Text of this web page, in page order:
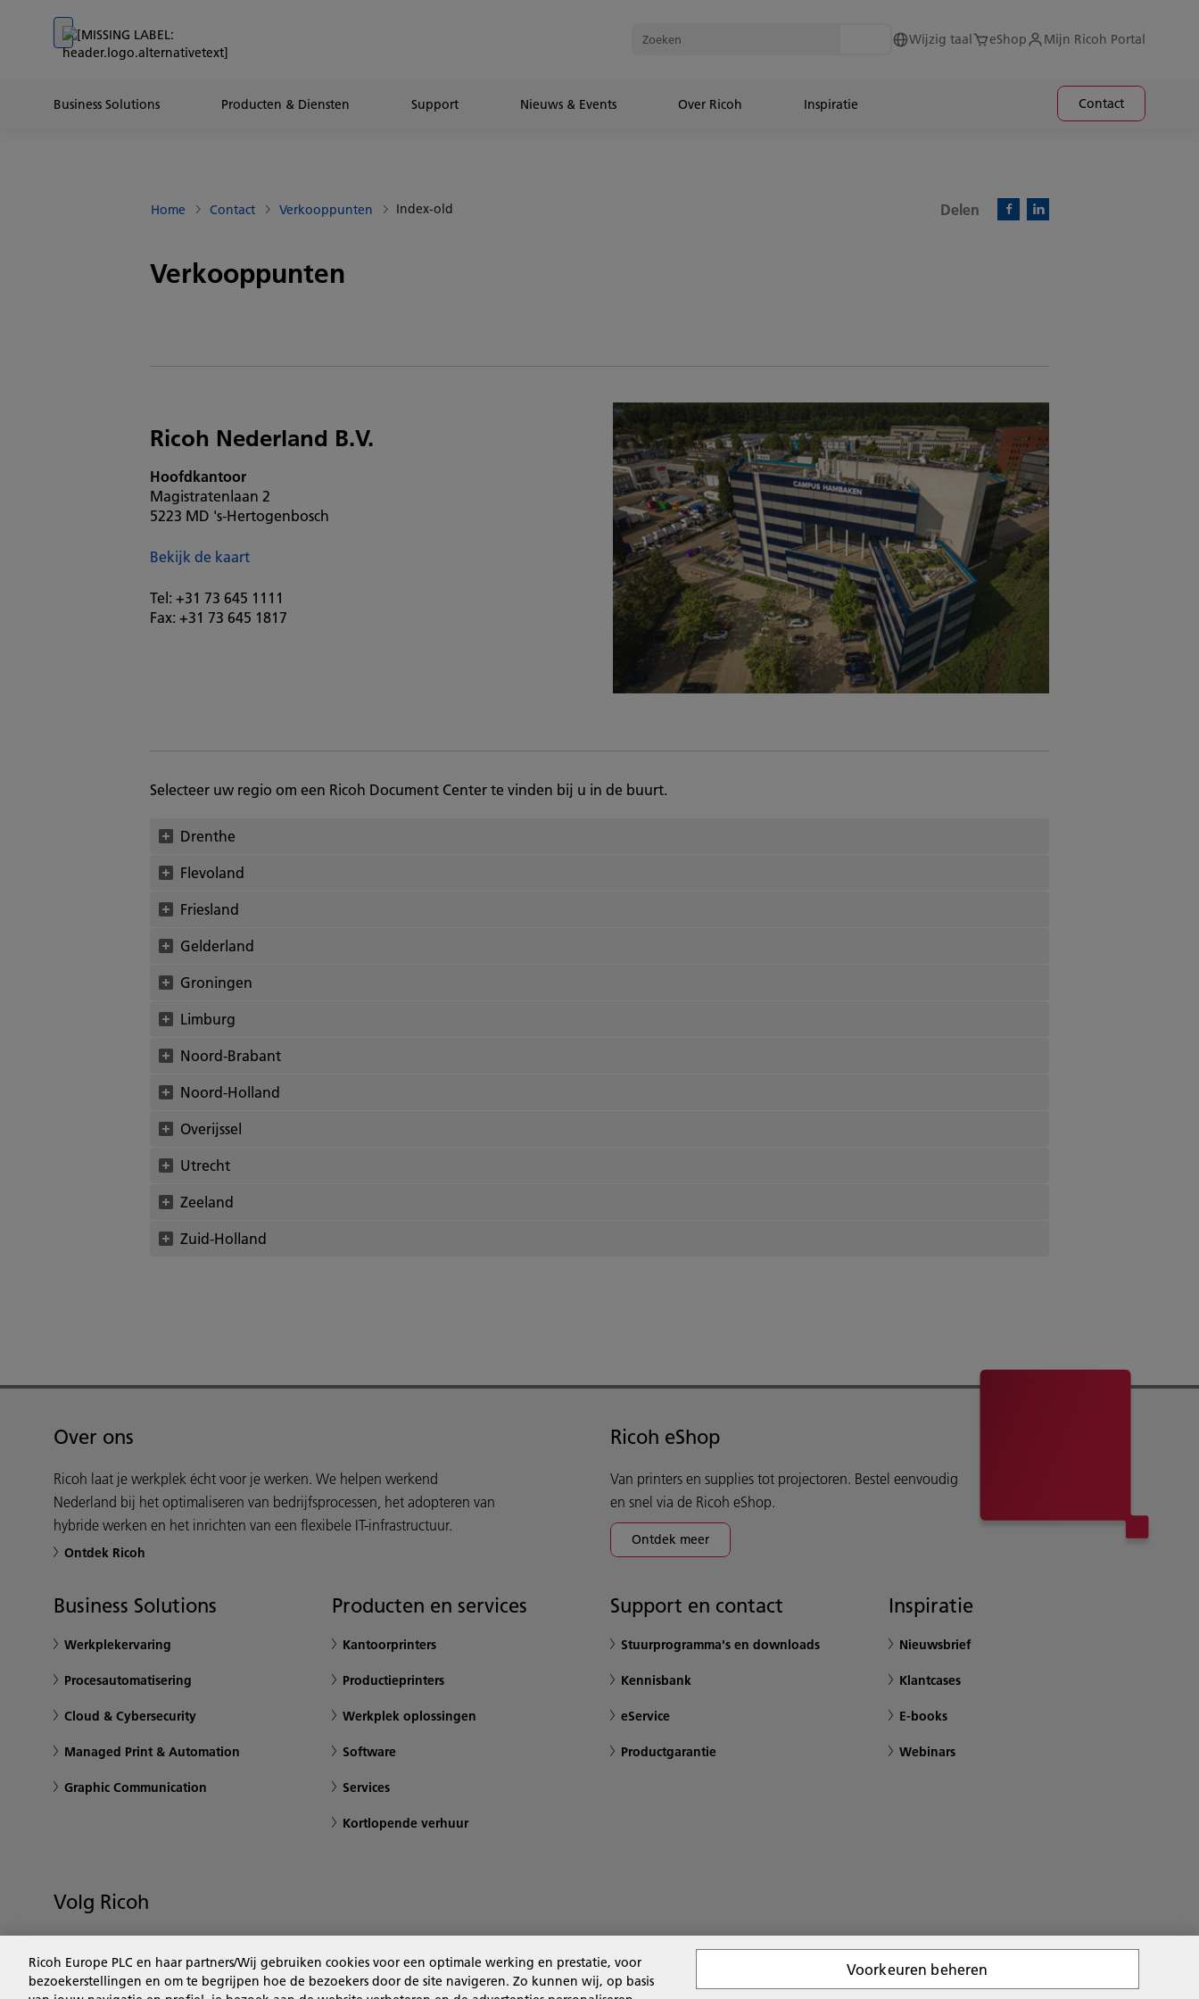
Go to content
Go to footer
Wijzig taal eShop Mijn Ricoh Portal
Business Solutions Producten & Diensten Support Nieuws & Events Over Ricoh Inspiratie Contact
Home Contact Verkooppunten Index-old Delen
Verkooppunten
Ricoh Nederland B.V.
Hoofdkantoor
Magistratenlaan 2
5223 MD 's-Hertogenbosch
Bekijk de kaart
Tel: +31 73 645 1111
Fax: +31 73 645 1817
Selecteer uw regio om een Ricoh Document Center te vinden bij u in de buurt.
Drenthe
Flevoland
Friesland
Gelderland
Groningen
Limburg
Noord-Brabant
Noord-Holland
Overijssel
Utrecht
Zeeland
Zuid-Holland
Over ons
Ricoh laat je werkplek écht voor je werken. We helpen werkend
Nederland bij het optimaliseren van bedrijfsprocessen, het adopteren van
hybride werken en het inrichten van een flexibele IT-infrastructuur.
Ontdek Ricoh
Ricoh eShop
Van printers en supplies tot projectoren. Bestel eenvoudig
en snel via de Ricoh eShop.
Ontdek meer
Business Solutions
Werkplekervaring
Procesautomatisering
Cloud & Cybersecurity
Managed Print & Automation
Graphic Communication
Producten en services
Kantoorprinters
Productieprinters
Werkplek oplossingen
Software
Services
Kortlopende verhuur
Support en contact
Stuurprogramma's en downloads
Kennisbank
eService
Productgarantie
Inspiratie
Nieuwsbrief
Klantcases
E-books
Webinars
Volg Ricoh
Ricoh Europe PLC en haar partners/Wij gebruiken cookies voor een optimale werking en prestatie, voor
bezoekerstellingen en om te begrijpen hoe de bezoekers door de site navigeren. Zo kunnen wij, op basis
Voorkeuren beheren